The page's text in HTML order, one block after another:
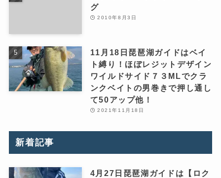
グ
2010年8月3日
11月18日琵琶湖ガイドはベイ
ト縛り！ほぼレジットデザイン
ワイルドサイド７３MLでクラ
ンクベイトの男巻きで押し通し
て50アップ他！
2021年11月18日
新着記事
4月27日琵琶湖ガイドは【ロク